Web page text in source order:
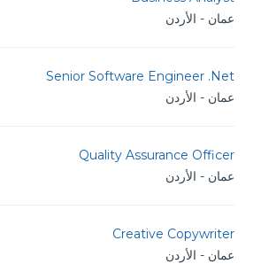
عمان - الأردن
Senior Software Engineer .Net
عمان - الأردن
Quality Assurance Officer
عمان - الأردن
Creative Copywriter
عمان - الأردن